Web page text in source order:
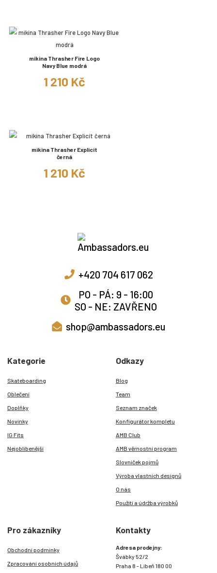
mikina Thrasher Fire Logo
Navy Blue modrá
1 210 Kč
mikina Thrasher Explicit
černá
1 210 Kč
+420 704 617 062
PO - PÁ: 9 - 16:00
SO - NE: ZAVŘENO
shop@ambassadors.eu
Kategorie
Skateboarding
Oblečení
Doplňky
Novinky
IG Fits
Nejoblíbenější
Odkazy
Blog
Team
Seznam značek
Konfigurátor kompletu
AMB Club
AMB věrnostní program
Slovníček pojmů
Výroba vlastních designů
O nás
Použití a údržba výrobků
Pro zákazníky
Obchodní podmínky
Zpracování osobních údajů
Kontakty
Adresa prodejny:
Švábky 52/2
Praha 8 - Libeň 180 00